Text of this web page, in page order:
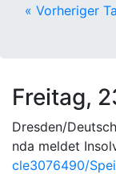
« Vorheriger
Freitag,
Dresden/
nda meldet
cle3076490/